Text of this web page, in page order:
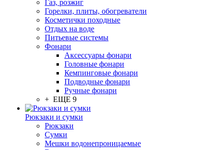
Газ, розжиг
Горелки, плиты, обогреватели
Косметички походные
Отдых на воде
Питьевые системы
Фонари
Аксессуары фонари
Головные фонари
Кемпинговые фонари
Подводные фонари
Ручные фонари
+ ЕЩЕ 9
Рюкзаки и сумки
Рюкзаки
Сумки
Мешки водонепроницаемые